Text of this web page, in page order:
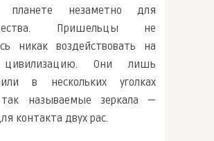
планете незаметно для
Пришельцы не
никак воздействовать на
Они лишь
в нескольких уголках
называемые зеркала —
контакта двух рас.